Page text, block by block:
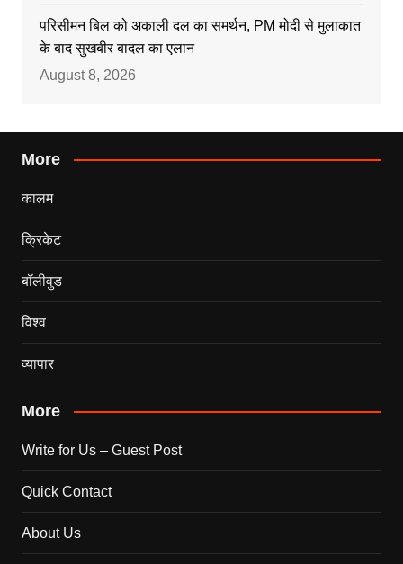
परिसीमन बिल को अकाली दल का समर्थन, PM मोदी से मुलाकात
के बाद सुखबीर बादल का एलान
August 8, 2026
More
कालम
क्रिकेट
बॉलीवुड
विश्व
व्यापार
More
Write for Us – Guest Post
Quick Contact
About Us